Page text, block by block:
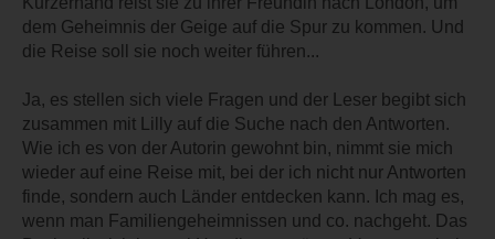
dem Geheimnis der Geige auf die Spur zu kommen. Und
die Reise soll sie noch weiter führen...
Ja, es stellen sich viele Fragen und der Leser begibt sich
zusammen mit Lilly auf die Suche nach den Antworten.
Wie ich es von der Autorin gewohnt bin, nimmt sie mich
wieder auf eine Reise mit, bei der ich nicht nur Antworten
finde, sondern auch Länder entdecken kann. Ich mag es,
wenn man Familiengeheimnissen und co. nachgeht. Das